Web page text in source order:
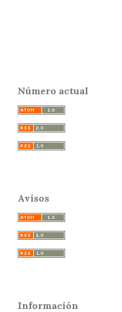
Número actual
Avisos
Información